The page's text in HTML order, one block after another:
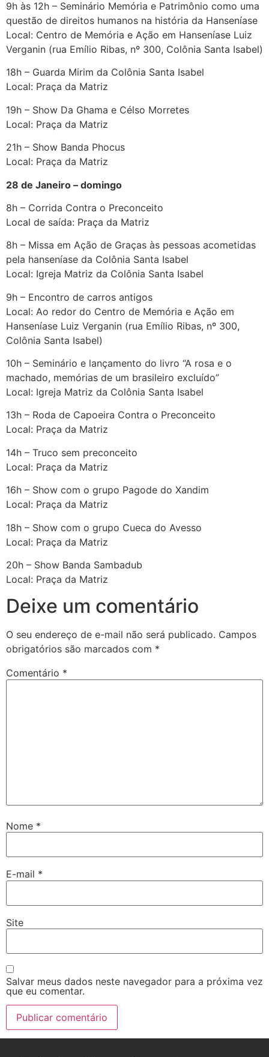
9h às 12h – Seminário Memória e Patrimônio como uma
questão de direitos humanos na história da Hanseníase
Local: Centro de Memória e Ação em Hanseníase Luiz
Verganin (rua Emílio Ribas, nº 300, Colônia Santa Isabel)
18h – Guarda Mirim da Colônia Santa Isabel
Local: Praça da Matriz
19h – Show Da Ghama e Célso Morretes
Local: Praça da Matriz
21h – Show Banda Phocus
Local: Praça da Matriz
28 de Janeiro – domingo
8h – Corrida Contra o Preconceito
Local de saída: Praça da Matriz
8h – Missa em Ação de Graças às pessoas acometidas
pela hanseníase da Colônia Santa Isabel
Local: Igreja Matriz da Colônia Santa Isabel
9h – Encontro de carros antigos
Local: Ao redor do Centro de Memória e Ação em
Hanseníase Luiz Verganin (rua Emílio Ribas, nº 300,
Colônia Santa Isabel)
10h – Seminário e lançamento do livro “A rosa e o
machado, memórias de um brasileiro excluído”
Local: Igreja Matriz da Colônia Santa Isabel
13h – Roda de Capoeira Contra o Preconceito
Local: Praça da Matriz
14h – Truco sem preconceito
Local: Praça da Matriz
16h – Show com o grupo Pagode do Xandim
Local: Praça da Matriz
18h – Show com o grupo Cueca do Avesso
Local: Praça da Matriz
20h – Show Banda Sambadub
Local: Praça da Matriz
Deixe um comentário
O seu endereço de e-mail não será publicado. Campos
obrigatórios são marcados com *
Comentário *
Nome *
E-mail *
Site
Salvar meus dados neste navegador para a próxima vez
que eu comentar.